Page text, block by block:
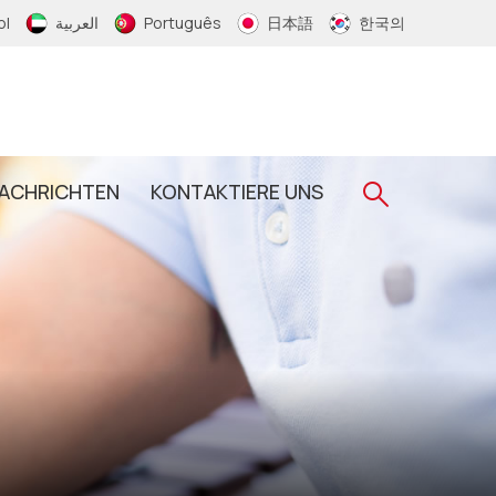
العربية Português 日本語 한국의
KONTAKTIERE UNS